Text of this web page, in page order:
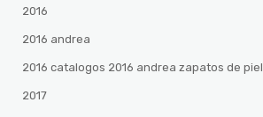
2016
2016 andrea
2016 catalogos 2016 andrea zapatos de piel
2017